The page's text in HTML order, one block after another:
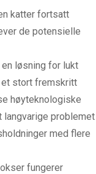
katter fortsatt
de potensielle
løsning for lukt
stort fremskritt
høyteknologiske
langvarige problemet
med flere
fungerer